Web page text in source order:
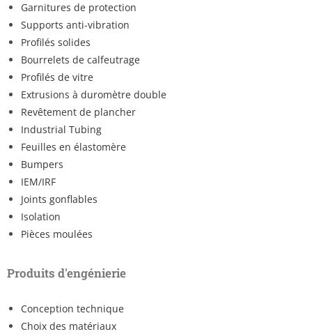
Garnitures de protection
Supports anti-vibration
Profilés solides
Bourrelets de calfeutrage
Profilés de vitre
Extrusions à duromètre double
Revêtement de plancher
Industrial Tubing
Feuilles en élastomère
Bumpers
IEM/IRF
Joints gonflables
Isolation
Pièces moulées
Produits d'engénierie
Conception technique
Choix des matériaux